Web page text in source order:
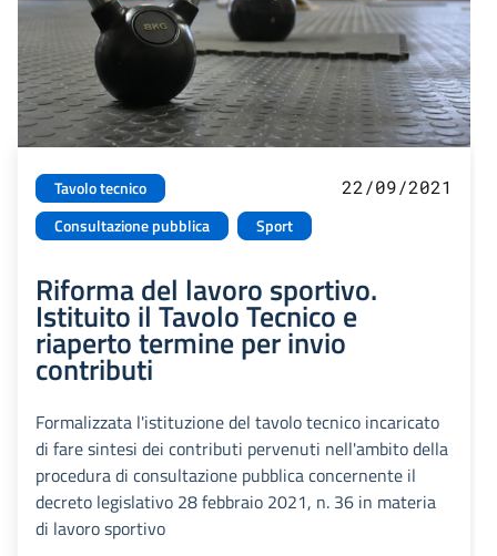
Tavolo tecnico
Consultazione pubblica
Sport
22/09/2021
Riforma del lavoro sportivo.
Istituito il Tavolo Tecnico e
riaperto termine per invio
contributi
Formalizzata l'istituzione del tavolo tecnico incaricato
di fare sintesi dei contributi pervenuti nell'ambito della
procedura di consultazione pubblica concernente il
decreto legislativo 28 febbraio 2021, n. 36 in materia
di lavoro sportivo